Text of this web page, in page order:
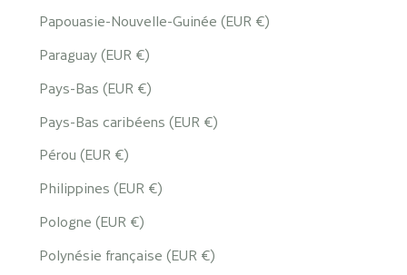
Papouasie-Nouvelle-Guinée (EUR €)
Paraguay (EUR €)
Pays-Bas (EUR €)
Pays-Bas caribéens (EUR €)
Pérou (EUR €)
Philippines (EUR €)
Pologne (EUR €)
Polynésie française (EUR €)